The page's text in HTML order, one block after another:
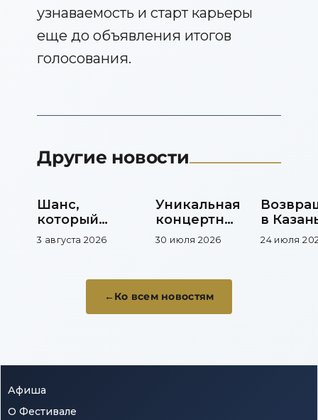
узнаваемость и старт карьеры
еще до объявления итогов
голосования.
Другие новости
Шанс,
который
меняет
музыкальную
3 августа 2026
Уникальная
концертная
площадка
30 июля 2026
в
24 июля
Ко всем новостям
Афиша
О Фестивале